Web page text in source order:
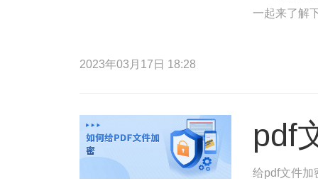
一起来了解
2023年03月17日 18:28
pdf
给pdf文件加